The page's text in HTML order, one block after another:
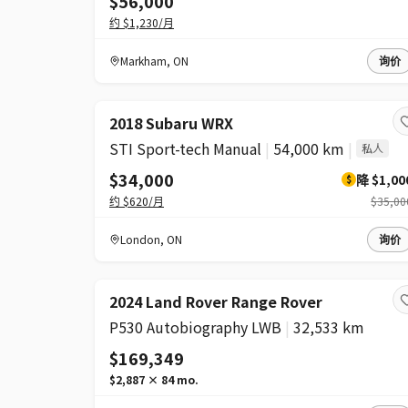
约 $1,230/月
Markham, ON 询价
降价
2018 Subaru WRX
STI Sport-tech Manual | 54,000 km | 私人
$34,000 $ 降
约 $620/月
London, ON 询价
2024 Land Rover Range Rover
P530 Autobiography LWB | 32,533 km
$169,349
$2,887 × 84mo.